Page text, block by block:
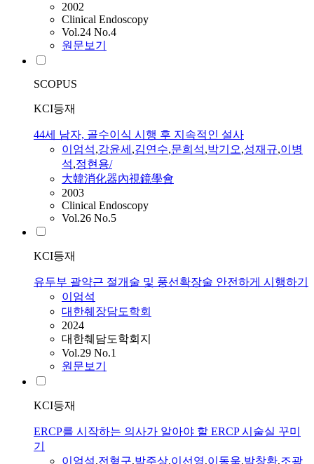
2002
Clinical Endoscopy
Vol.24 No.4
원문보기
SCOPUS
KCI등재
44세 남자, 골수이식 시행 후 지속적인 설사
이엄석,강윤세 ,김연수,문희석,박기오,성재규,이병
석,정현용/
大韓消化器內視鏡學會
2003
Clinical Endoscopy
Vol.26 No.5
KCI등재
유두부 괄약근 절개술 및 풍선확장술 안전하게 시행하기
이엄석
대한췌장담도학회
2024
대한췌담도학회지
Vol.29 No.1
원문보기
KCI등재
ERCP를 시작하는 의사가 알아야 할 ERCP 시술실 꾸미
기
이엄석,전형구,박주상,이선영,이동욱,박창환,조광